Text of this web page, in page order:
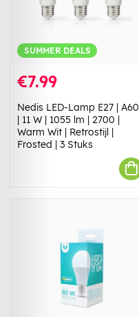
SUMMER DEALS
€7.99
Nedis LED-Lamp E27 | A60
| 11 W | 1055 lm | 2700 |
Warm Wit | Retrostijl |
Frosted | 3 Stuks